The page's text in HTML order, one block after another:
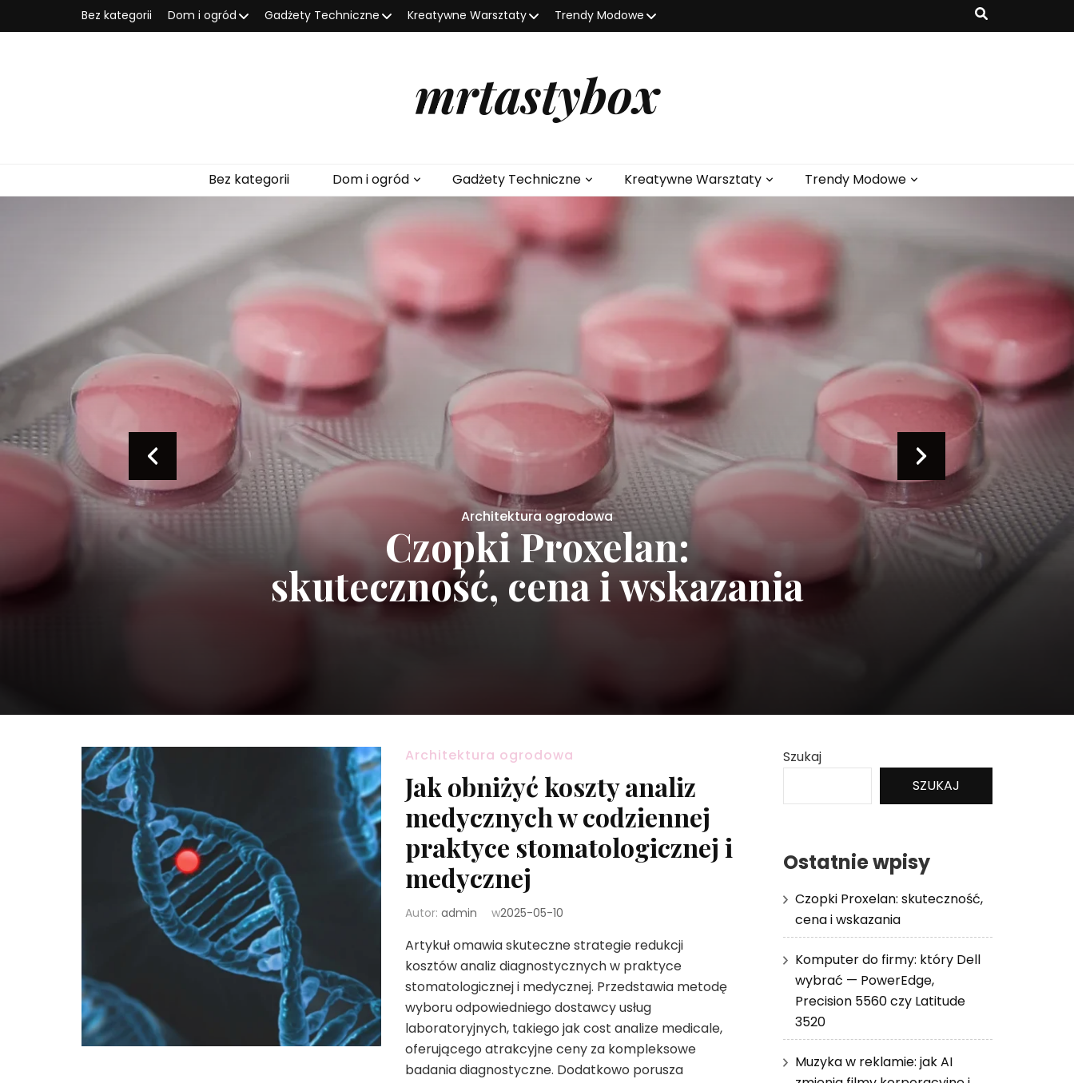
Bez kategorii Dom i ogród Gadżety Techniczne Kreatywne Warsztaty Trendy Modowe
mrtastybox
Bez kategorii Dom i ogród Gadżety Techniczne Kreatywne Warsztaty Trendy Modowe
Architektura ogrodowa
Komputer do firmy: który
Dell wybrać — PowerEdge,
Precision 5560 czy Latitude
3520
Architektura ogrodowa
Jak obniżyć koszty analiz
medycznych w codziennej
praktyce stomatologicznej i
medycznej
Autor: admin w2025-05-10
Artykuł omawia skuteczne strategie redukcji
kosztów analiz diagnostycznych w praktyce
stomatologicznej i medycznej. Przedstawia metodę
wyboru odpowiedniego dostawcy usług
laboratoryjnych, takiego jak cost analize medicale,
oferującego atrakcyjne ceny za kompleksowe
badania diagnostyczne. Dodatkowo porusza
Szukaj
SZUKAJ
Ostatnie wpisy
Czopki Proxelan: skuteczność,
cena i wskazania
Komputer do firmy: który Dell
wybrać — PowerEdge,
Precision 5560 czy Latitude
3520
Muzyka w reklamie: jak AI